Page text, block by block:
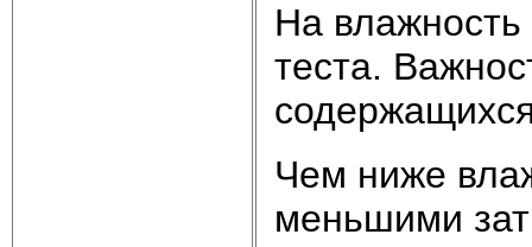
На влажность
теста.
Чем ниже
меньшими